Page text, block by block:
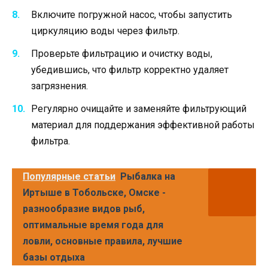
Включите погружной насос, чтобы запустить
циркуляцию воды через фильтр.
Проверьте фильтрацию и очистку воды,
убедившись, что фильтр корректно удаляет
загрязнения.
Регулярно очищайте и заменяйте фильтрующий
материал для поддержания эффективной работы
фильтра.
Популярные статьи Рыбалка на
Иртыше в Тобольске, Омске -
разнообразие видов рыб,
оптимальные время года для
ловли, основные правила, лучшие
базы отдыха